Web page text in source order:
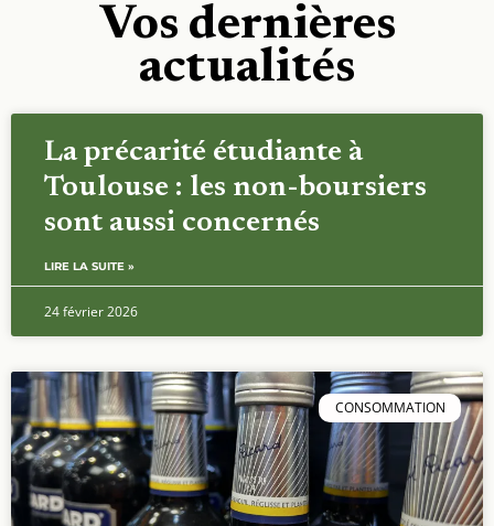
Vos dernières
actualités
La précarité étudiante à
Toulouse : les non-boursiers
sont aussi concernés
LIRE LA SUITE »
24 février 2026
CONSOMMATION